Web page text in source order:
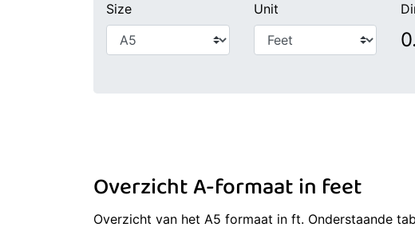
Size Unit
Overzicht A-formaat in feet
Overzicht van het A5 formaat in ft. Onderstaande